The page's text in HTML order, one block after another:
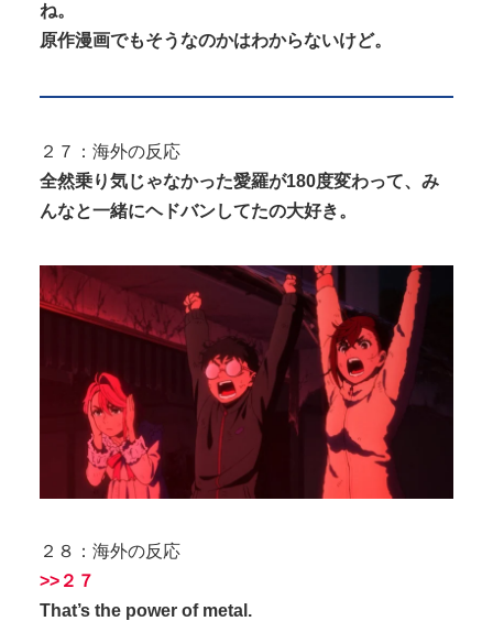
ね。
原作漫画でもそうなのかはわからないけど。
２７：海外の反応
全然乗り気じゃなかった愛羅が180度変わって、み
んなと一緒にヘドバンしてたの大好き。
２８：海外の反応
>>２７
That’s the power of metal.